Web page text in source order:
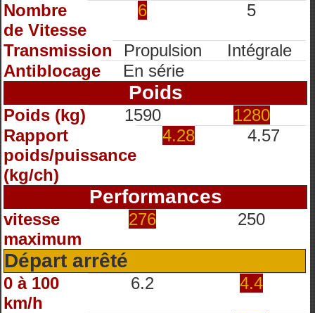
Nombre
de Vitesse
6 5
Transmission Propulsion
Intégrale
Antiblocage
En série
Poids
Poids (kg) 1590
1280
Rapport
poids/puissance
(kg/ch)
4.28 4.57
Performances
vitesse
maximum
276 250
Départ arrêté
0 à 100
km/h
6.2 4.4